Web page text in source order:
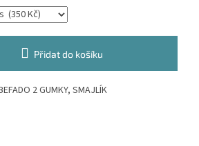
Přidat do košíku
2 GUMKY, SMAJLÍK